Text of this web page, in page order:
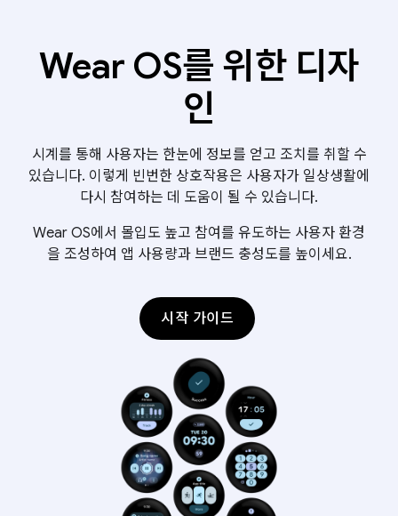
Wear OS를 위한 디자
인
시계를 통해 사용자는 한눈에 정보를 얻고 조치를 취할 수
있습니다. 이렇게 빈번한 상호작용은 사용자가 일상생활에
다시 참여하는 데 도움이 될 수 있습니다.
Wear OS에서 몰입도 높고 참여를 유도하는 사용자 환경
을 조성하여 앱 사용량과 브랜드 충성도를 높이세요.
시작 가이드